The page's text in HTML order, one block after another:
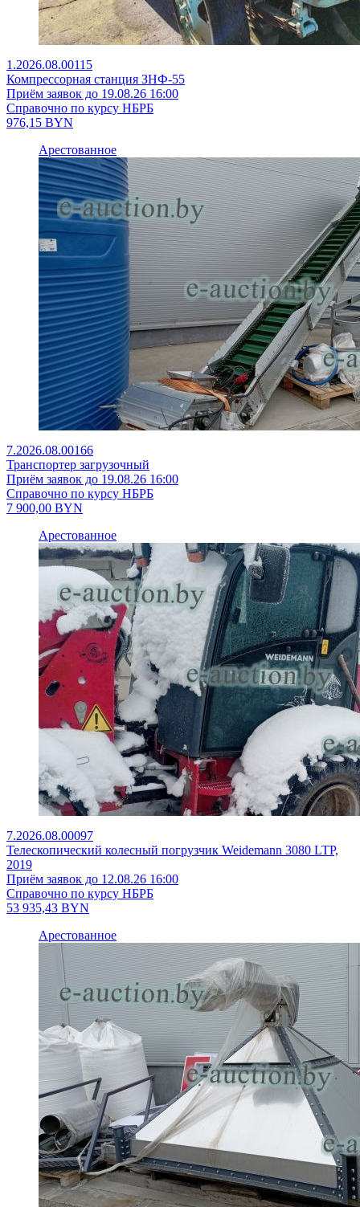
1.2026.08.00115
Компрессорная станция ЗНФ-55
Приём заявок до 19.08.26 16:00
Справочно по курсу НБРБ
976,15 BYN
Арестованное
7.2026.08.00166
Транспортер загрузочный
Приём заявок до 19.08.26 16:00
Справочно по курсу НБРБ
7 900,00 BYN
Арестованное
7.2026.08.00097
Телескопический колесный погрузчик Weidemann 3080 LTP,
2019
Приём заявок до 12.08.26 16:00
Справочно по курсу НБРБ
53 935,43 BYN
Арестованное